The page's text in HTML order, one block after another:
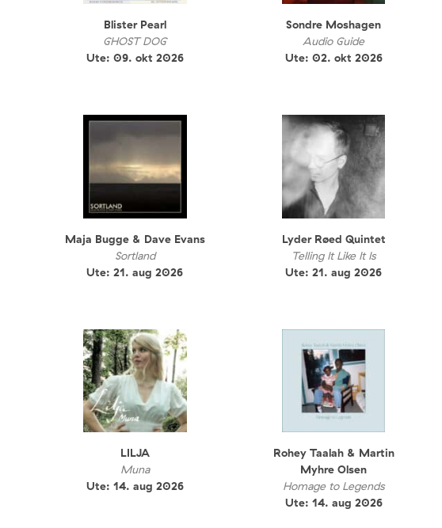
Blister Pearl
GHOST DOG
Ute: 09. okt 2026
Sondre Moshagen
Audio Guide
Ute: 02. okt 2026
Maja Bugge & Dave Evans
Sortland
Ute: 21. aug 2026
Lyder Røed Quintet
Telling It Like It Is
Ute: 21. aug 2026
LILJA
Muna
Ute: 14. aug 2026
Rohey Taalah & Martin
Myhre Olsen
Homage to Legends
Ute: 14. aug 2026